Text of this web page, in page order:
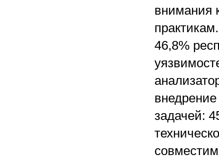
внимания
46,8%
задачей: